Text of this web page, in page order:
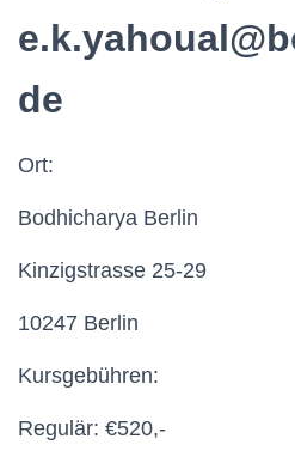
de
Ort:
Bodhicharya Berlin
Kinzigstrasse 25-29
10247 Berlin
Kursgebühren:
Regulär: €520,-